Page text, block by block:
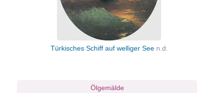
Türkisches Schiff auf welliger See n.d.
Ölgemälde